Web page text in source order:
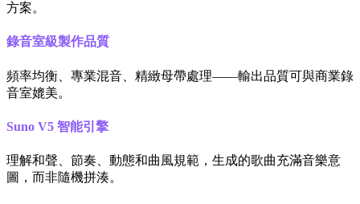
方案。
錄音室級製作品質
頻率均衡、專業混音、精緻母帶處理——輸出品質可與商業錄
音室媲美。
Suno V5 智能引擎
理解和聲、節奏、動態和曲風規範，生成的歌曲充滿音樂意
圖，而非隨機拼湊。